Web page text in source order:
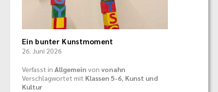
Ein bunter Kunstmoment
26. Juni 2026
Verfasst in Allgemein von vonahn
Verschlagwortet mit Klassen 5-6, Kunst und
Kultur